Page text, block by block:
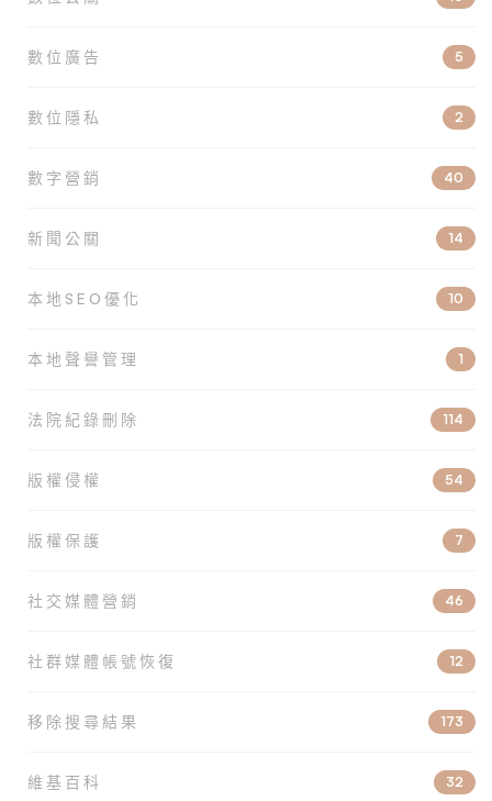
數位廣告 5
數位隱私 2
數字營銷 40
新聞公關 14
本地SEO優化 10
本地聲譽管理 1
法院紀錄刪除 114
版權侵權 54
版權保護 7
社交媒體營銷 46
社群媒體帳號恢復 12
移除搜尋結果 173
維基百科 32